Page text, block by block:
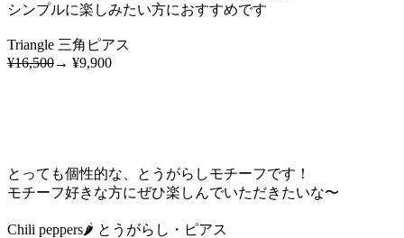
シンプルに楽しみたい方におすすめです
Triangle 三角ピアス
¥16,500→ ¥9,900
とっても個性的な、とうがらしモチーフです！
モチーフ好きな方にぜひ楽しんでいただきたいな〜
Chili peppers🌶️ とうがらし・ピアス